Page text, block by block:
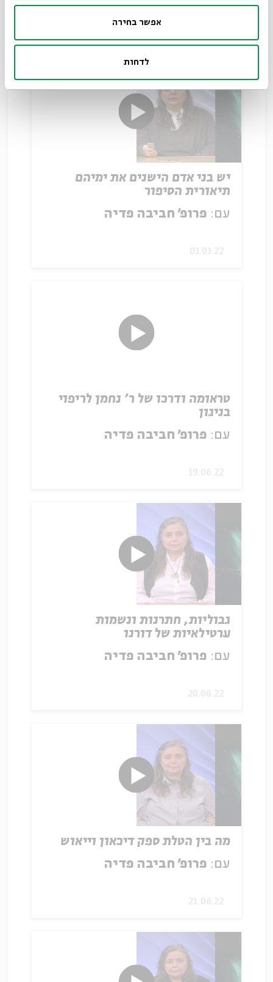
אפשר בחירה
לדחות
יש בני אדם הישנים את ימיהם
תיאורית הסיפור
עם: פרופ' חביבה פדיה
03.03.22
טראומה ודרכו של ר' נחמן לריפוי
בניגון
עם: פרופ׳ חביבה פדיה
19.06.22
גבוליות, חתרנות ונשמות
ערטילאיות של דורנו
עם: פרופ׳ חביבה פדיה
20.06.22
מה בין הטלת ספק דיכאון וייאוש
עם: פרופ׳ חביבה פדיה
21.06.22